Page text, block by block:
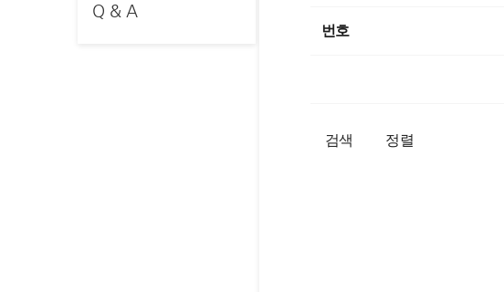
Q & A
번호
검색 정렬